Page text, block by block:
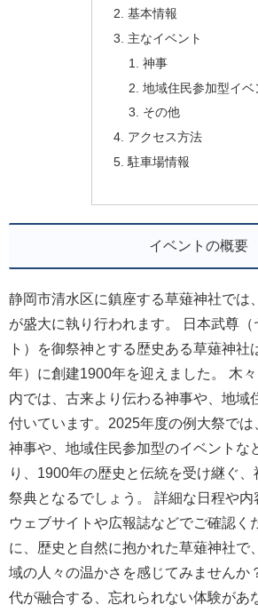
基本情報
主なイベント
神事
地域住民参加型イベ
その他
アクセス方法
駐車場情報
イベントの概要
静岡市清水区に鎮座する草薙神社では
が盛大に執り行われます。 日本武尊（
ト）を御祭神とする歴史ある草薙神社
年）に創建1900年を迎えました。 木
内では、古来より伝わる神事や、地域
付いています。2025年度の例大祭で
神事や、地域住民参加型のイベントな
り、1900年の歴史と伝統を受け継ぐ
祭典となるでしょう。 詳細な日程や
ウェブサイトや広報誌などでご確認く
に、歴史と自然に抱かれた草薙神社で
域の人々の温かさを感じてみませんか
代が融合する、忘れられない体験があ